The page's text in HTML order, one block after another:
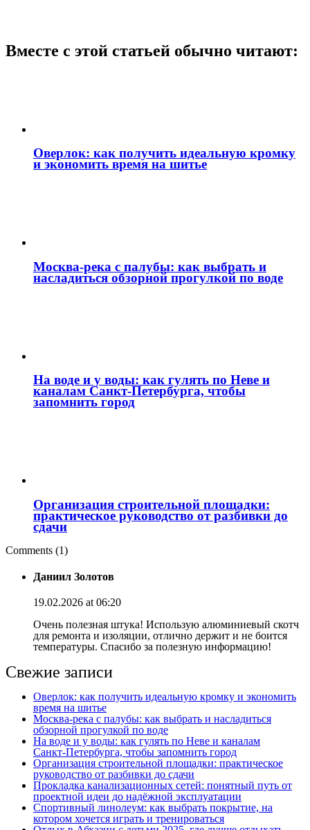
Вместе с этой статьей обычно читают:
Оверлок: как получить идеальную кромку
и экономить время на шитье
Москва‑река с палубы: как выбрать и
насладиться обзорной прогулкой по воде
На воде и у воды: как гулять по Неве и
каналам Санкт‑Петербурга, чтобы
запомнить город
Организация строительной площадки:
практическое руководство от разбивки до
сдачи
Comments (1)
Даниил Золотов
19.02.2026 at 06:20
Очень полезная штука! Использую алюминиевый скотч
для ремонта и изоляции, отлично держит и не боится
температуры. Спасибо за полезную информацию!
Свежие записи
Оверлок: как получить идеальную кромку и экономить
время на шитье
Москва‑река с палубы: как выбрать и насладиться
обзорной прогулкой по воде
На воде и у воды: как гулять по Неве и каналам
Санкт‑Петербурга, чтобы запомнить город
Организация строительной площадки: практическое
руководство от разбивки до сдачи
Прокладка канализационных сетей: понятный путь от
проектной идеи до надёжной эксплуатации
Спортивный линолеум: как выбрать покрытие, на
котором хочется играть и тренироваться